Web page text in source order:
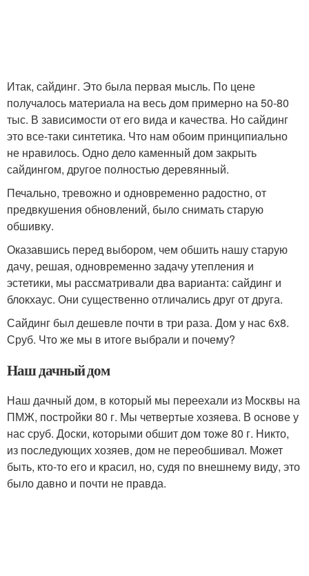
Итак, сайдинг. Это была первая мысль. По цене
получалось материала на весь дом примерно на 50-80
тыс. В зависимости от его вида и качества. Но сайдинг
это все-таки синтетика. Что нам обоим принципиально
не нравилось. Одно дело каменный дом закрыть
сайдингом, другое полностью деревянный.
Печально, тревожно и одновременно радостно, от
предвкушения обновлений, было снимать старую
обшивку.
Оказавшись перед выбором, чем обшить нашу старую
дачу, решая, одновременно задачу утепления и
эстетики, мы рассматривали два варианта: сайдинг и
блокхаус. Они существенно отличались друг от друга.
Сайдинг был дешевле почти в три раза. Дом у нас 6x8.
Сруб. Что же мы в итоге выбрали и почему?
Наш дачный дом
Наш дачный дом, в который мы переехали из Москвы на
ПМЖ, постройки 80 г. Мы четвертые хозяева. В основе у
нас сруб. Доски, которыми обшит дом тоже 80 г. Никто,
из последующих хозяев, дом не переобшивал. Может
быть, кто-то его и красил, но, судя по внешнему виду, это
было давно и почти не правда.